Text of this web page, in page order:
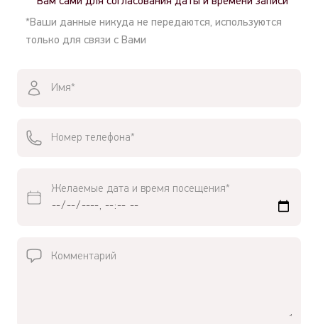
*Ваши данные никуда не передаются, используются
только для связи с Вами
Желаемые дата и время посещения*